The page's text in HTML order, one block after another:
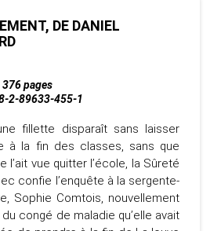
DE DANIEL
376 pages
2-89633-455-1
fillette disparaît sans laisser
à la fin des classes, sans que
l’ait vue quitter l’école, la Sûreté
confie l’enquête à la sergente-
Sophie Comtois, nouvellement
congé de maladie qu’elle avait